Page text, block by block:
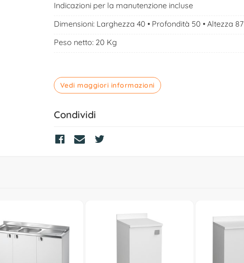
Indicazioni per la manutenzione incluse
Dimensioni: Larghezza 40 • Profondità 50 • Altezza
Peso netto: 20 Kg
Vedi maggiori informazioni
Condividi